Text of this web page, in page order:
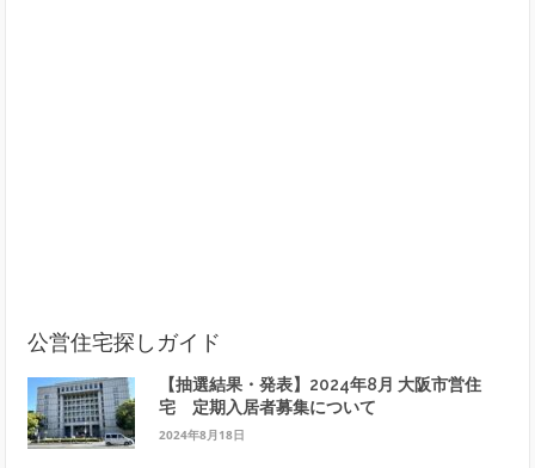
公営住宅探しガイド
【抽選結果・発表】2024年8月 大阪市営住
宅 定期入居者募集について
2024年8月18日